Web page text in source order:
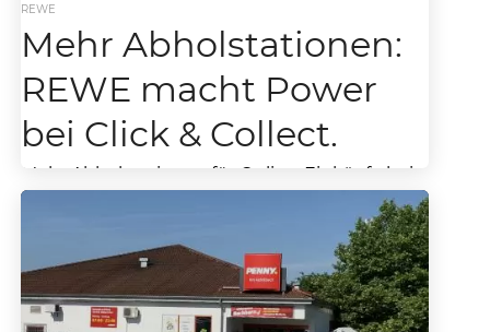
REWE
Mehr Abholstationen:
REWE macht Power
bei Click & Collect.
Mehr Abholstationen für Online-Einkäufe bei
Rewe: Service soll besonders in Innenstädten
stark ausgebaut werden. REWE hat sich auf
die Fahne geschrieben, nun...